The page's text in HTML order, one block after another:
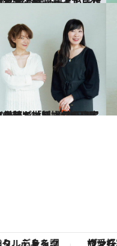
イストの植本一子が 「母という存在を 改めて考えるときに読む本」3冊
ルチャー
マリ ✕ 内田舞〈対談〉「妊婦なのに肩を出している」何をしても母親が批判される日本
ルチャー